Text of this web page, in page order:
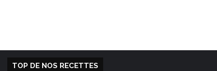
TOP DE NOS RECETTES